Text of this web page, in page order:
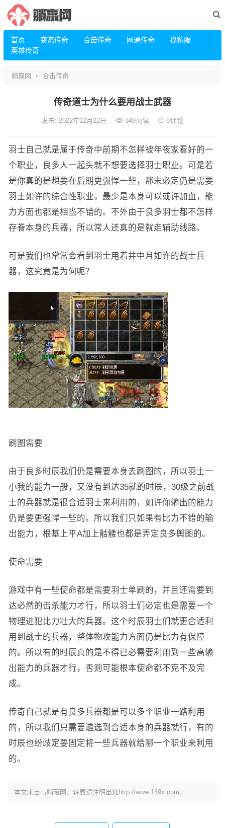
首页 变态传奇 合击传奇 网通传奇
找私服
英雄传奇
躺赢网 合击传奇
传奇道士为什么要用战士武器
发布: 2022年12月22日 349阅读 0评论
羽士自己就是属于传奇中前期不怎样被年夜家看好的一
个职业，良多人一起头就不想要选择羽士职业。可是若
是你真的是想要在后期更强悍一些，那末必定仍是需要
羽士如许的综合性职业，最少是本身可以或许加血，能
力方面也都是相当不错的。不外由于良多羽士都不怎样
存眷本身的兵器，所以常人还真的是就走辅助线路。
可是我们也常常会看到羽士用着井中月如许的战士兵
器，这究竟是为何呢？
刷图需要
由于良多时辰我们仍是需要本身去刷图的，所以羽士一
小我的能力一般，又没有到达35就的时辰，30级之前战
士的兵器就是很合适羽士来利用的，如许你输出的能力
仍是要更强悍一些的。所以我们只如果有比力不错的输
出能力，根基上平A加上骷髅也都是弄定良多舆图的。
使命需要
游戏中有一些使命都是需要羽士单刷的，并且还需要到
达必然的击杀能力才行，所以羽士们必定也是需要一个
物理进犯比力壮大的兵器。这个时辰羽士们就更合适利
用到战士的兵器，整体物攻能力方面仍是比力有保障
的。所以有的时辰真的是不得已必需要利用到一些高输
出能力的兵器才行，否则可能根本使命都不克不及完
成。
传奇自己就是有良多兵器都是可以多个职业一路利用
的，所以我们只需要遴选到合适本身的兵器就行，有的
时辰也纷歧定要固定将一些兵器就给哪一个职业来利用
的。
本文来自与躺赢网，转载请注明出处http://www.149x.com。